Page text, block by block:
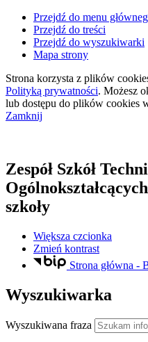
Przejdź do menu
Przejdź do treści
Przejdź do wyszukiwarki
Mapa strony
Strona korzysta z plików
Polityką prywatności. Możesz
lub dostępu do plików cookies
Zamknij
Zespół Szkół
Ogólnokształcących
szkoły
Większa czcionka
Zmień kontrast
Strona główna -
Wyszukiwarka
Wyszukiwana fraza